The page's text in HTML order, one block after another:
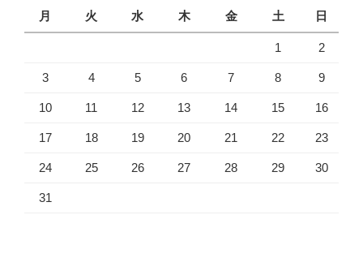
月
火 水 木 金 土 日
1 2
3 4 5 6 7 8 9
10 11 12 13 14 15 16
17 18 19 20 21 22 23
24 25 26 27 28 29 30
31